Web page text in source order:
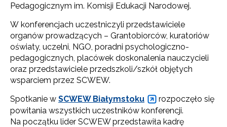
Pedagogicznym im. Komisji Edukacji Narodowej.
W konferencjach uczestniczyli przedstawiciele
organów prowadzących – Grantobiorców, kuratoriów
oświaty, uczelni, NGO, poradni psychologiczno-
pedagogicznych, placówek doskonalenia nauczycieli
oraz przedstawiciele przedszkoli/szkół objętych
wsparciem przez SCWEW.
Spotkanie w SCWEW Białymstoku
rozpoczęło się
powitania wszystkich uczestników konferencji.
Na początku lider SCWEW przedstawiła kadrę